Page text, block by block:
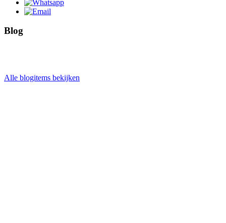
Blog
Alle blogitems bekijken